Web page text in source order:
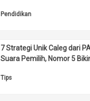
Pendidikan
7 Strategi Unik Caleg dari
Suara Pemilih, Nomor 5
Tips